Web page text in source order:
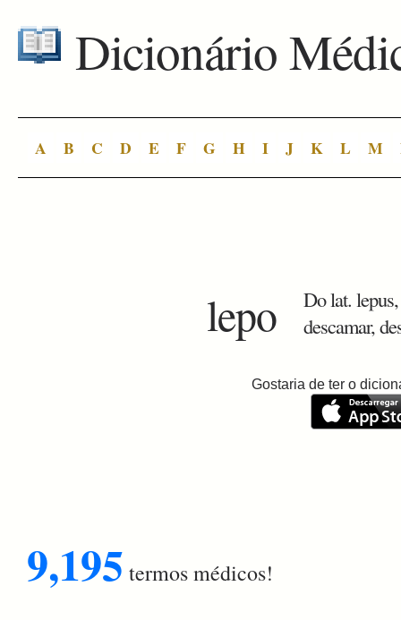
Dicionário
A B C D E F G H I J K L M
lepo
Do lat.
descamar,
Gostaria de ter o
9,195 termos médicos!